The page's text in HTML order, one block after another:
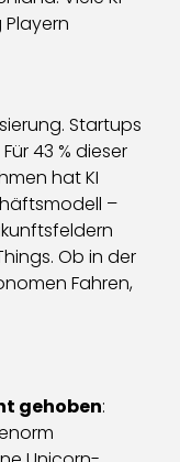
Startups
43 % dieser
hat KI
–
Ob in der
Fahren,
gehoben: